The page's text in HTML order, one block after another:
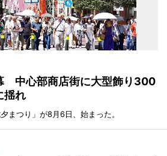
中心部商店街に大型飾り300
揺れ
まつり」が8月6日、始まった。